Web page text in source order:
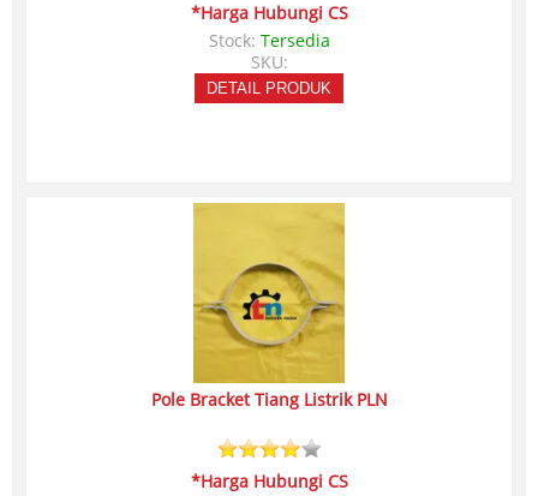
*Harga Hubungi CS
Stock: Tersedia
SKU:
DETAIL PRODUK
Pole Bracket Tiang Listrik PLN
*Harga Hubungi CS